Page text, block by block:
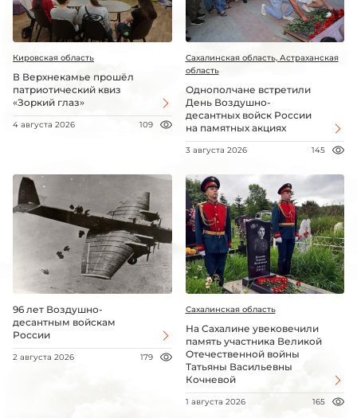
Кировская область
В Верхнекамье прошёл
патриотический квиз
«Зоркий глаз»
4 августа 2026 109
Сахалинская область, Астраханская
область
Однополчане встретили
День Воздушно-
десантных войск России
на памятных акциях
3 августа 2026 145
96 лет Воздушно-
десантным войскам
России
2 августа 2026 179
Сахалинская область
На Сахалине увековечили
память участника Великой
Отечественной войны
Татьяны Васильевны
Кочневой
1 августа 2026 165